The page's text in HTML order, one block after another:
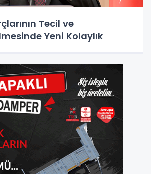
Tecil ve
Yeni Kolaylık